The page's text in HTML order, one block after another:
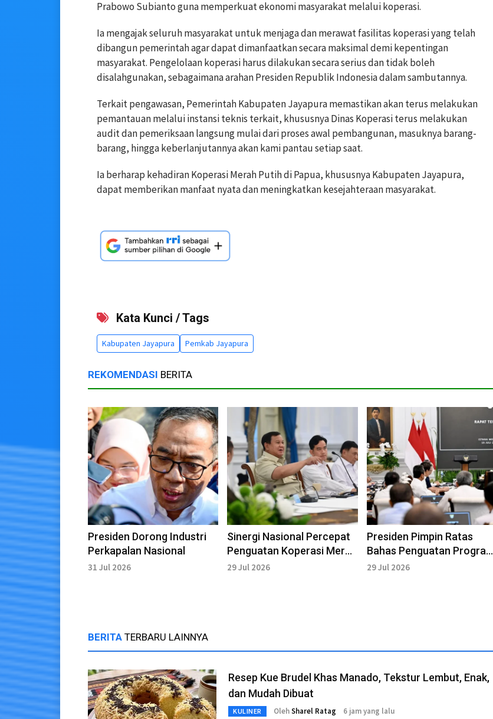
Prabowo Subianto guna memperkuat ekonomi masyarakat melalui koperasi.
Ia mengajak seluruh masyarakat untuk menjaga dan merawat fasilitas koperasi yang telah
dibangun pemerintah agar dapat dimanfaatkan secara maksimal demi kepentingan
masyarakat. Pengelolaan koperasi harus dilakukan secara serius dan tidak boleh
disalahgunakan, sebagaimana arahan Presiden Republik Indonesia dalam sambutannya.
Terkait pengawasan, Pemerintah Kabupaten Jayapura memastikan akan terus melakukan
pemantauan melalui instansi teknis terkait, khususnya Dinas Koperasi terus melakukan
audit dan pemeriksaan langsung mulai dari proses awal pembangunan, masuknya barang-
barang, hingga keberlanjutannya akan kami pantau setiap saat.
Ia berharap kehadiran Koperasi Merah Putih di Papua, khususnya Kabupaten Jayapura,
dapat memberikan manfaat nyata dan meningkatkan kesejahteraan masyarakat.
Kata Kunci / Tags
Kabupaten Jayapura Pemkab Jayapura
REKOMENDASI BERITA
Presiden Dorong Industri
Perkapalan Nasional
31 Jul 2026
Sinergi Nasional Percepat
Penguatan Koperasi Merah
Putih
29 Jul 2026
Presiden Pimpin Ratas
Bahas Penguatan Program
Nasional
29 Jul 2026
BERITA TERBARU LAINNYA
Resep Kue Brudel Khas Manado, Tekstur Lembut, Enak,
dan Mudah Dibuat
KULINER OlehSharel Ratag 6 jam yang lalu